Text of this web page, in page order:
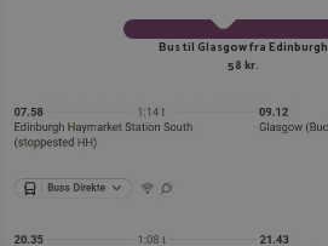
Bus til Glasgow fra Edinburgh
58 kr.